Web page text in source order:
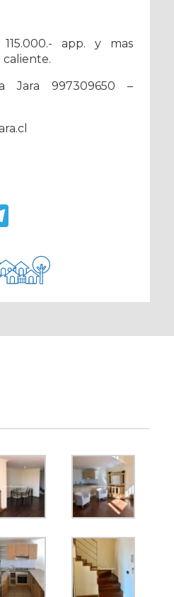
app. y mas
Jara 997309650 –
Telegram